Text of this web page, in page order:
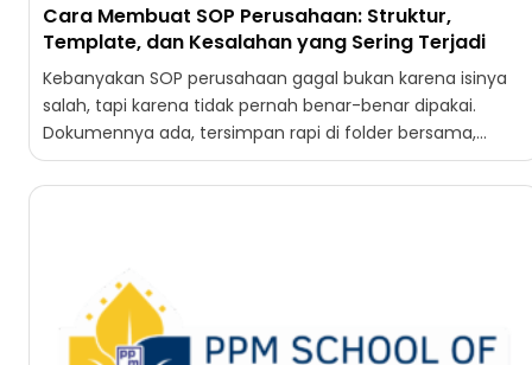
Cara Membuat SOP Perusahaan: Struktur,
Template, dan Kesalahan yang Sering Terjadi
Kebanyakan SOP perusahaan gagal bukan karena isinya
salah, tapi karena tidak pernah benar-benar dipakai.
Dokumennya ada, tersimpan rapi di folder bersama,
lengkap dengan tanda tangan...